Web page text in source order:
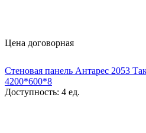
Цена договорная
Стеновая панель Антарес 2053
4200*600*8
Доступность: 4 ед.